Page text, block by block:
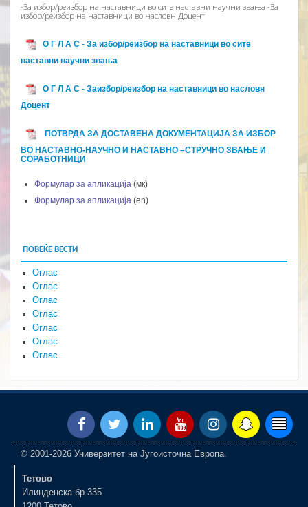
-За избор/реизбор на наставници во сите наставни научни звањa -За
избор/реизбор на наставници во насловн Доцент
О Г Л А С - За избор/реизбор на наставници во сите
наставни научни звањa
О Г Л А С - Заизбор/реизбор на наставници во насловн
Доцент
ПОТВРДА ЗА ДОСТАВЕНА ДОКУМЕНТАЦИЈА ЗА ИЗБОР
ВО НАСТАВНО-НАУЧНО И НАСТАВНО –СТРУЧНО ЗВАЊЕ И
СОРАБОТНИЦИ
Формулар за апликација (мк)
Формулар за апликација (en)
ПОВЕЌЕ ВЕСТИ
Оглас
Оглас
Оглас
Оглас
Оглас
Оглас
Оглас
© 2001-2026 Универзитет на Југоисточна Европа.
Тетово
Илинденска бр.335